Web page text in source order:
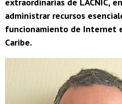
administrar recursos
funcionamiento de Internet
Caribe.